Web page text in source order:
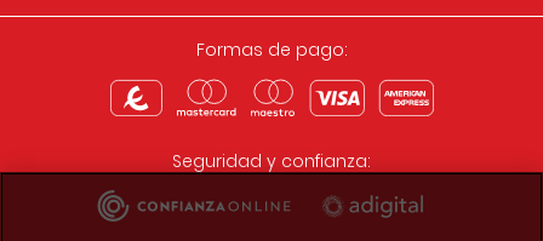
Formas de pago:
Seguridad y confianza: